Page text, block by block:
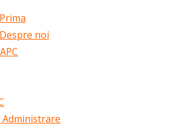
Prima
Despre noi